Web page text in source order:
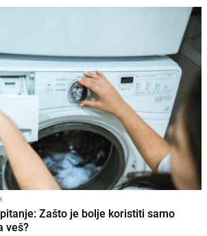
Zašto je bolje koristiti samo
veš?